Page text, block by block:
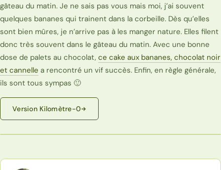
gâteau du matin. Je ne sais pas vous mais moi, j’ai souvent
quelques bananes qui trainent dans la corbeille. Dès qu’elles
sont bien mûres, je n’arrive pas à les manger nature. Elles filent
donc très souvent dans le gâteau du matin. Avec une bonne
dose de palets au chocolat, ce cake aux bananes, chocolat noir
et cannelle a rencontré un vif succès. Enfin, en règle générale,
ils sont tous sympas 🙂
Version Kilomètre-0